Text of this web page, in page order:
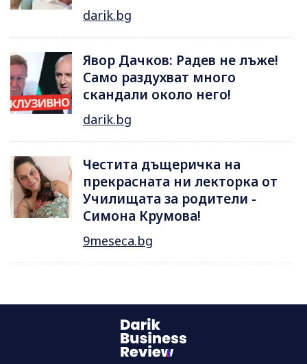
darik.bg
Явор Дачков: Радев не лъже!
Само раздухват много
скандали около него!
darik.bg
Честита дъщеричка на
прекрасната ни лекторка от
Училищата за родители -
Симона Крумова!
9meseca.bg